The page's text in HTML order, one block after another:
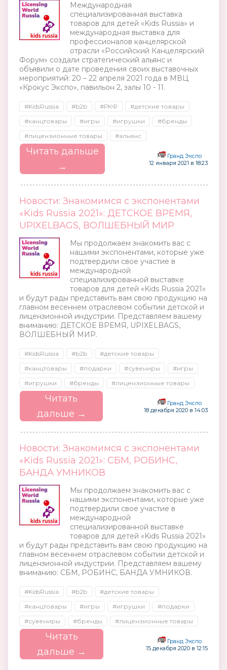
Международная
специализированная выставка
товаров для детей «Kids Russia» и
международная выставка для
профессионалов канцелярской
отрасли «Российский Канцелярский
Форум» создали стратегический альянс и
объявили о дате проведения своих выставочных
мероприятий: 20 – 22 апреля 2021 года в МВЦ
«Крокус Экспо», павильон 2, залы 10 - 11.
#KidsRussia #b2b #РКФ
#детские товары
#канцтовары
#игры #игрушки
#бренды
#лицензионные товары
#альянс
Читать дальше
→
Гранд Экспо
12 января 2021 в 18:23
Новости: Знакомимся с экспонентами
«Kids Russia 2021»: ДЕТСКОЕ ВРЕМЯ,
UPIXELBAGS, ВОЛШЕБНЫЙ МИР
Мы продолжаем знакомить вас с
нашими экспонентами, которые уже
подтвердили свое участие в
международной
специализированной выставке
товаров для детей «Kids Russia 2021»
и будут рады представить вам свою продукцию на
главном весеннем отраслевом событии детской и
лицензионной индустрии. Представляем вашему
вниманию: ДЕТСКОЕ ВРЕМЯ, UPIXELBAGS,
ВОЛШЕБНЫЙ МИР.
#KidsRussia #b2b
#детские товары
#канцтовары
#подарки #сувениры
#игры
#игрушки
#бренды #лицензионные товары
Читать
дальше →
Гранд Экспо
18 декабря 2020 в 14:03
Новости: Знакомимся с экспонентами
«Kids Russia 2021»: СБМ, РОБИНС,
БАНДА УМНИКОВ
Мы продолжаем знакомить вас с
нашими экспонентами, которые уже
подтвердили свое участие в
международной
специализированной выставке
товаров для детей «Kids Russia 2021»
и будут рады представить вам свою продукцию на
главном весеннем отраслевом событии детской и
лицензионной индустрии. Представляем вашему
вниманию: СБМ, РОБИНС, БАНДА УМНИКОВ.
#KidsRussia #b2b
#детские товары
#канцтовары
#игры #игрушки
#подарки
#сувениры
#бренды #лицензионные товары
Читать
дальше →
Гранд Экспо
15 декабря 2020 в 12:15